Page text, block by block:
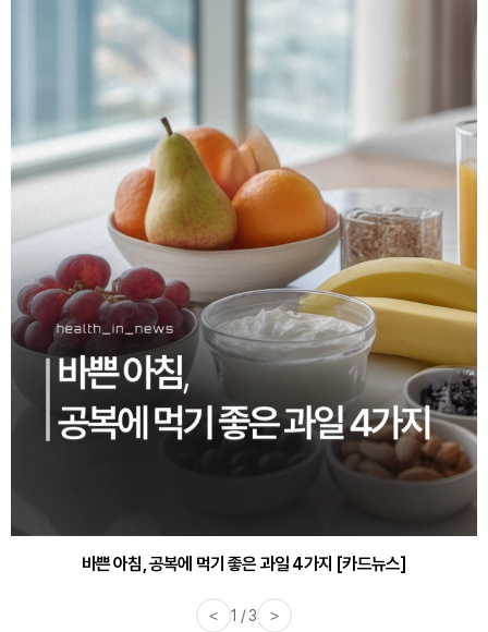
바쁜 아침, 공복에 먹기 좋은 과일 4가지 [카드뉴스]
< 1 / 3 >